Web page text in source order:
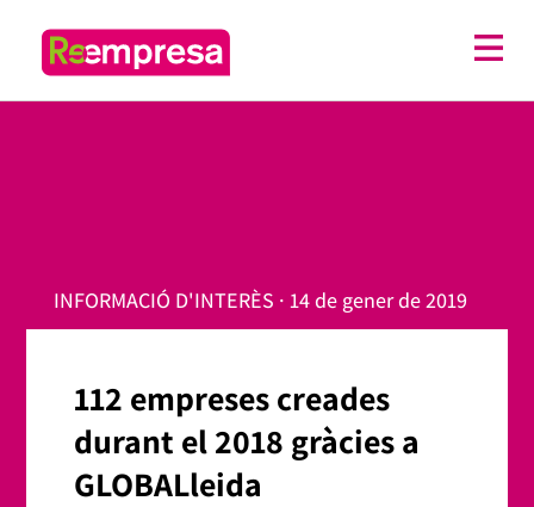
INFORMACIÓ D'INTERÈS · 14 de gener de 2019
112 empreses creades
durant el 2018 gràcies a
GLOBALleida